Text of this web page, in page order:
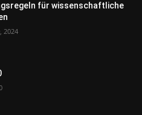
für wissenschaftliche
2024